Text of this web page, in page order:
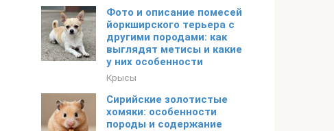
Фото и описание помесей
йоркширского терьера с
другими породами: как
выглядят метисы и какие
у них особенности
Крысы
Сирийские золотистые
хомяки: особенности
породы и содержание